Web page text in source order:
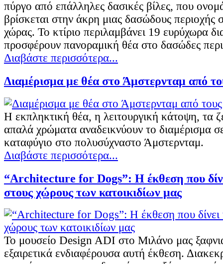
πύργο από επάλληλες δασικές βίλες, που
βρίσκεται στην άκρη μιας δασώδους περιοχής
χώρας. Το κτίριο περιλαμβάνει 19 ευρύχωρα
προσφέρουν πανοραμική θέα στο δασώδες
Διαβάστε περισσότερα...
Διαμέρισμα με θέα στο Άμστερνταμ από
Η εκπληκτική θέα, η λειτουργική κάτοψη, τα
απαλά χρώματα αναδεικνύουν το διαμέρισμα
καταφύγιο στο πολυσύχναστο Άμστερνταμ.
Διαβάστε περισσότερα...
“Architecture for Dogs”: Η έκθεση που
στους χώρους των κατοικιδίων μας
Το μουσείο Design ADI στο Μιλάνο μας
εξαιρετικά ενδιαφέρουσα αυτή έκθεση.